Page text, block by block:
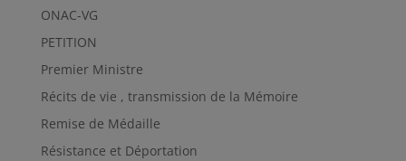
ONAC-VG
PETITION
Premier Ministre
Récits de vie , transmission de la Mémoire
Remise de Médaille
Résistance et Déportation